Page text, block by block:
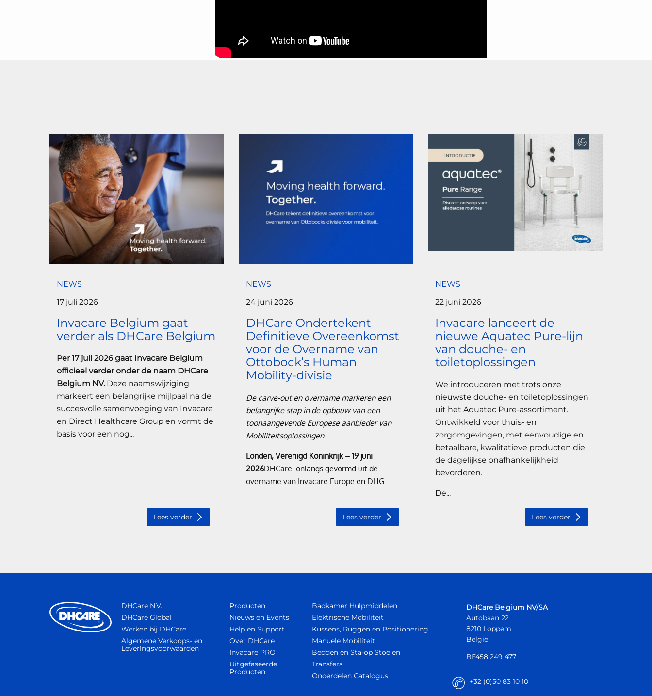
NEWS
17 juli 2026
Invacare Belgium gaat
verder als DHCare Belgium
Per 17 juli 2026 gaat Invacare Belgium
officieel verder onder de naam DHCare
Belgium NV.Deze naamswijziging
markeert een belangrijke mijlpaal na de
succesvolle samenvoeging van Invacare
en Direct Healthcare Group en vormt de
basis voor een nog...
Lees verder
NEWS
24 juni 2026
DHCare Ondertekent
Definitieve Overeenkomst
voor de Overname van
Ottobock’s Human
Mobility-divisie
De carve-out en overname markeren een
belangrijke stap in de opbouw van een
toonaangevende Europese aanbieder van
Mobiliteitsoplossingen
Londen, Verenigd Koninkrijk – 19 juni
2026DHCare, onlangs gevormd uit de
overname van Invacare Europe en DHG...
Lees verder
NEWS
22 juni 2026
Invacare lanceert de
nieuwe Aquatec Pure-lijn
van douche- en
toiletoplossingen
We introduceren met trots onze
nieuwste douche- en toiletoplossingen
uit het Aquatec Pure-assortiment.
Ontwikkeld voor thuis- en
zorgomgevingen, met eenvoudige en
betaalbare, kwalitatieve producten die
de dagelijkse onafhankelijkheid
bevorderen.
De...
Lees verder
DHCare N.V.
DHCare Global
Werken bij DHCare
Algemene Verkoops- en
Leveringsvoorwaarden
Producten
Nieuws en Events
Help en Support
Over DHCare
Invacare PRO
Uitgefaseerde
Producten
Badkamer Hulpmiddelen
Elektrische Mobiliteit
Kussens, Ruggen en Positionering
Manuele Mobiliteit
Bedden en Sta-op Stoelen
Transfers
Onderdelen Catalogus
DHCare Belgium NV/SA
Autobaan 22
8210 Loppem
België
BE458 249 477
+32 (0)50 83 10 10